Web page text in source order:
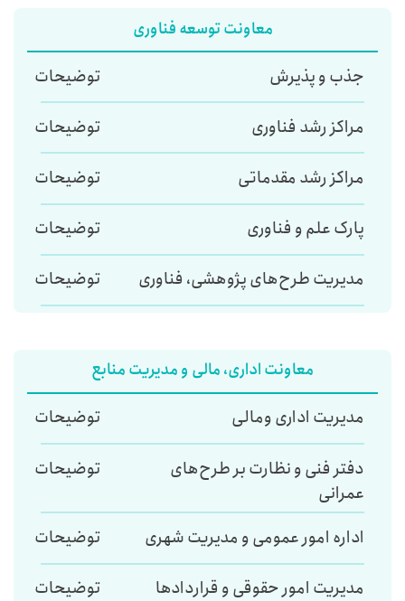
معاونت توسعه فناوری
جذب و پذیرش توضیحات
مراکز رشد فناوری توضیحات
مراکز رشد مقدماتی توضیحات
پارک علم و فناوری توضیحات
مدیریت طرح‌های پژوهشی، فناوری توضیحات
معاونت اداری، مالی و مدیریت منابع
مدیریت اداری ومالی توضیحات
دفتر فنی و نظارت بر طرح‌های
عمرانی
توضیحات
اداره امور عمومی و مدیریت شهری توضیحات
مدیریت امور حقوقی و قراردادها توضیحات